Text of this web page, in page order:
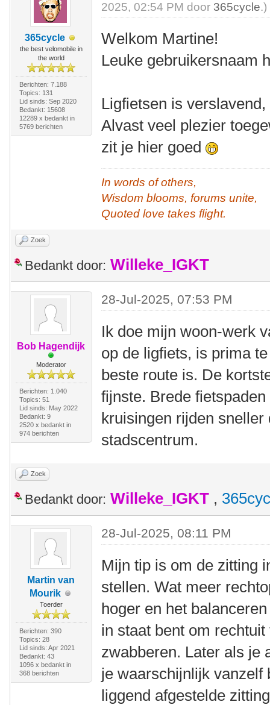
365cycle
the best velomobile in
the world
Berichten: 7.188
Topics: 131
Lid sinds: Sep 2020
Bedankt: 15608
12289 x bedankt in
5769 berichten
2025, 02:54 PM door 365cycle.)
Welkom Martine!
Leuke gebruikersnaam
Ligfietsen is
Alvast veel plezier
zit je hier goed
In words of others,
Wisdom blooms, forums unite,
Quoted love takes flight.
Zoek
Bedankt door: Willeke_IGKT
Bob Hagendijk
Moderator
Berichten: 1.040
Topics: 51
Lid sinds: May 2022
Bedankt: 9
2520 x bedankt in
974 berichten
28-Jul-2025, 07:53 PM
Ik doe mijn woon-werk
op de ligfiets, is prima
beste route is. De
fijnste. Brede
kruisingen rijden
stadscentrum.
Zoek
Bedankt door: Willeke_IGKT ,
Martin van
Mourik
Toerder
Berichten: 390
Topics: 28
Lid sinds: Apr 2021
Bedankt: 43
1096 x bedankt in
368 berichten
28-Jul-2025, 08:11 PM
Mijn tip is om de zitting
stellen. Wat meer
hoger en het
in staat bent om
zwabberen. Later als je
je waarschijnlijk vanzelf
liggend afgestelde